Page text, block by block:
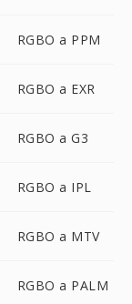
RGBO a PPM
RGBO a EXR
RGBO a G3
RGBO a IPL
RGBO a MTV
RGBO a PALM